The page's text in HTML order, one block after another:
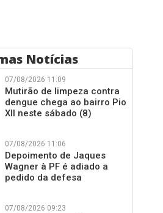
Notícias
07/08/2026 11:09
Mutirão de limpeza contra
dengue chega ao bairro Pio
XII neste sábado (8)
07/08/2026 11:06
Depoimento de Jaques
Wagner à PF é adiado a
pedido da defesa
07/08/2026 09:23